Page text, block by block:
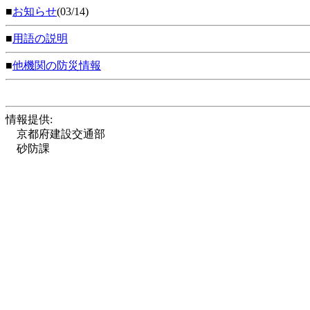
■お知らせ(03/14)
■用語の説明
■他機関の防災情報
情報提供:
京都府建設交通部
砂防課